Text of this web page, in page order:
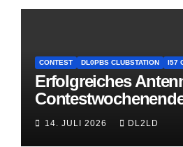
CONTEST DL0PBS CLUBSTATION I57
Erfolgreiches
14. JULI 2026 DL2LD